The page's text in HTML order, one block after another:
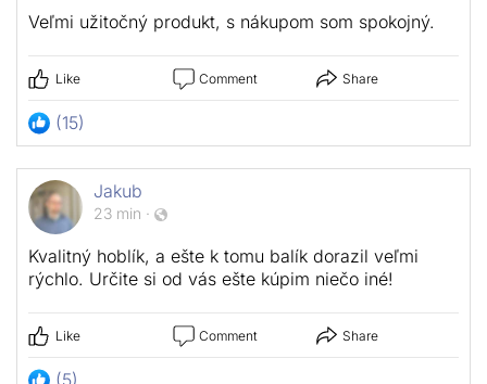
Veľmi užitočný produkt, s nákupom som spokojný.
Like Comment Share
(15)
Jakub
23 min ·
Kvalitný hoblík, a ešte k tomu balík dorazil veľmi
rýchlo. Určite si od vás ešte kúpim niečo iné!
Like Comment Share